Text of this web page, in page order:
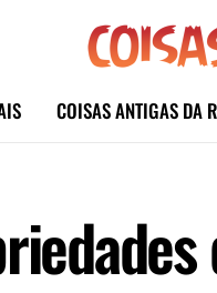
COISAS ANTIGAS DA